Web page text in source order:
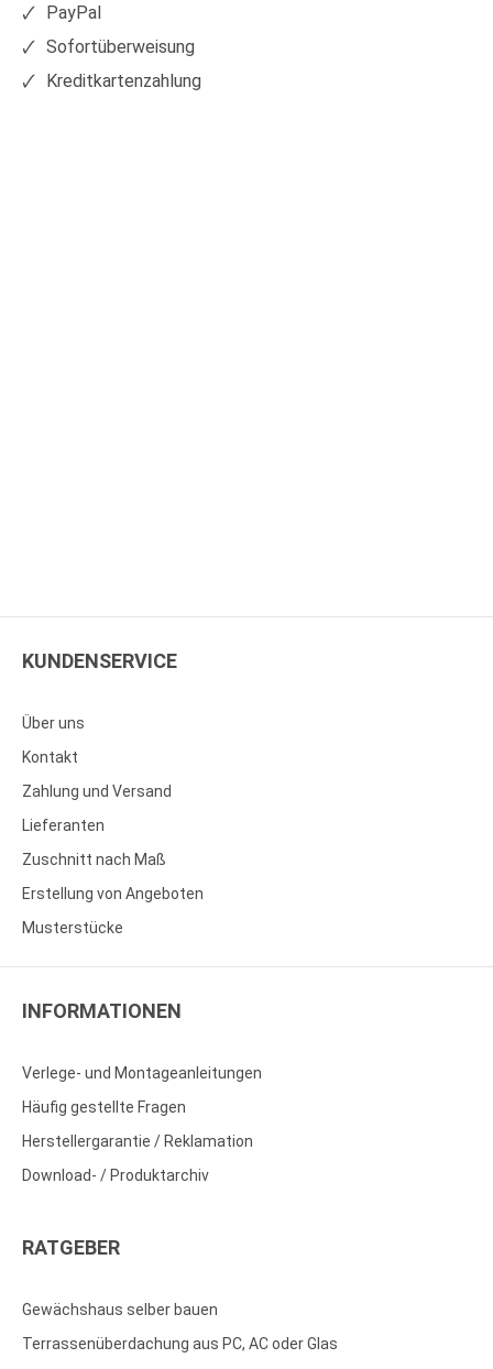
PayPal
Sofortüberweisung
Kreditkartenzahlung
KUNDENSERVICE
Über uns
Kontakt
Zahlung und Versand
Lieferanten
Zuschnitt nach Maß
Erstellung von Angeboten
Musterstücke
INFORMATIONEN
Verlege- und Montageanleitungen
Häufig gestellte Fragen
Herstellergarantie / Reklamation
Download- / Produktarchiv
RATGEBER
Gewächshaus selber bauen
Terrassenüberdachung aus PC, AC oder Glas